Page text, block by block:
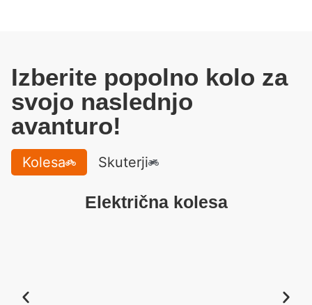
Izberite popolno kolo za
svojo naslednjo
avanturo!
Kolesa Skuterji
Električna kolesa